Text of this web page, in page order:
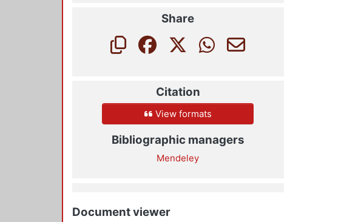
Share
Citation
View formats
Bibliographic managers
Mendeley
Document viewer